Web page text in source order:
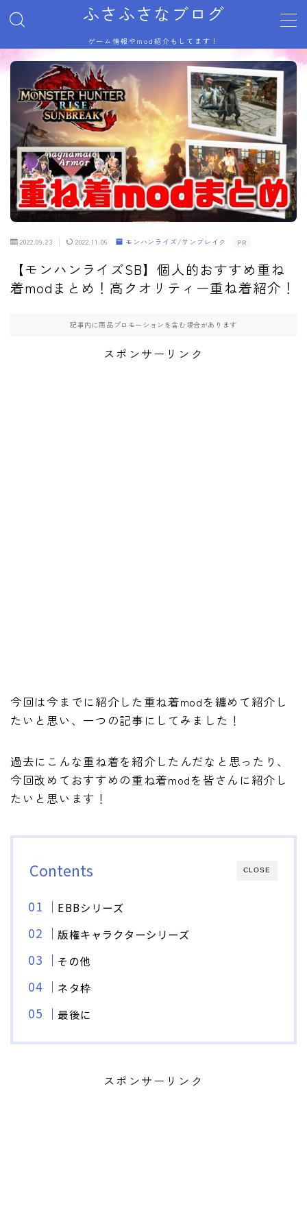
ふさふさなブログ
ゲーム情報やmod紹介もしてます！
MENU
サイトマップ
トップページ
プライバシーポリシー
利用規約／特定商取引法に基づく表記
有料記事の決済完了ページ
自己紹介
記事一覧
運営者情報
2022.09.23 2022.11.06 モンハンライズ/サンブレイク PR
【モンハンライズSB】個人的おすすめ重ね
着modまとめ！高クオリティー重ね着紹介！
記事内に商品プロモーションを含む場合があります
スポンサーリンク
今回は今までに紹介した重ね着modを纏めて紹介し
たいと思い、一つの記事にしてみました！
過去にこんな重ね着を紹介したんだなと思ったり、
今回改めておすすめの重ね着modを皆さんに紹介し
たいと思います！
CLOSE
Contents
EBBシリーズ
版権キャラクターシリーズ
その他
ネタ枠
最後に
スポンサーリンク